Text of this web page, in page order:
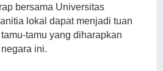
bersama Universitas
lokal dapat menjadi tuan
tamu yang diharapkan
ini.